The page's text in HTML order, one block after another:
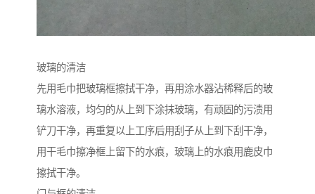
玻璃的清洁
先用毛巾把玻璃框擦拭干净，再用涂水器沾稀释后的玻
璃水溶液，均匀的从上到下涂抹玻璃，有顽固的污渍用
铲刀干净，再重复以上工序后用刮子从上到下刮干净，
用干毛巾擦净框上留下的水痕，玻璃上的水痕用鹿皮巾
擦拭干净。